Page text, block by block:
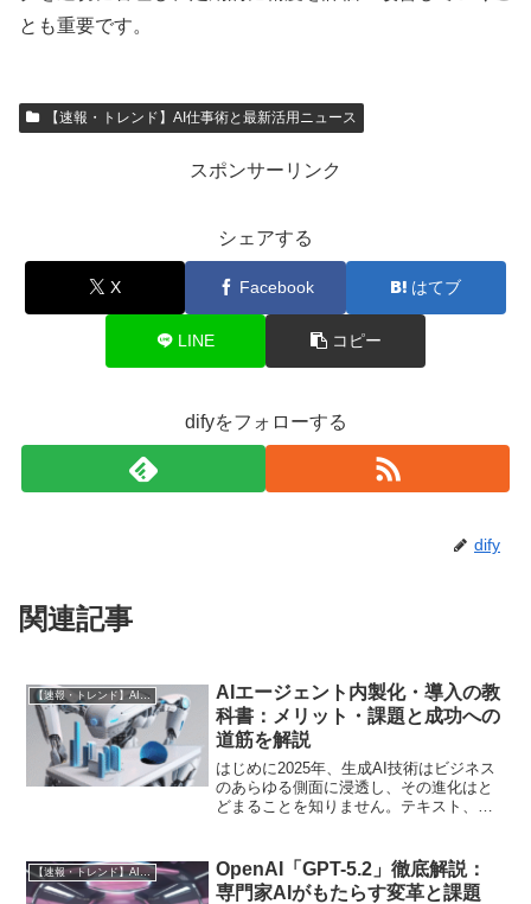
とも重要です。
【速報・トレンド】AI仕事術と最新活用ニュース
スポンサーリンク
シェアする
X Facebook はてブ
LINE コピー
difyをフォローする
dify
関連記事
【速報・トレンド】AI仕事術と最新活用ニュース
AIエージェント内製化・導入の教
科書：メリット・課題と成功への
道筋を解説
はじめに2025年、生成AI技術はビジネス
のあらゆる側面に浸透し、その進化はと
どまることを知りません。テキスト、画
多くの企業の業務効率化や新たな価値創
造に貢献しています...
【速報・トレンド】AI仕事術と最新活用ニュース
OpenAI「GPT-5.2」徹底解説：
専門家AIがもたらす変革と課題